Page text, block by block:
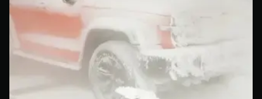
ПОКУПКА АВТОМОБИЛЯ
TANK Финансы
Корпоративным клиентам
Сервис
Специальные предложения
Моторные масла
ЦИФРОВЫЕ СЕРВИСЫ TANK